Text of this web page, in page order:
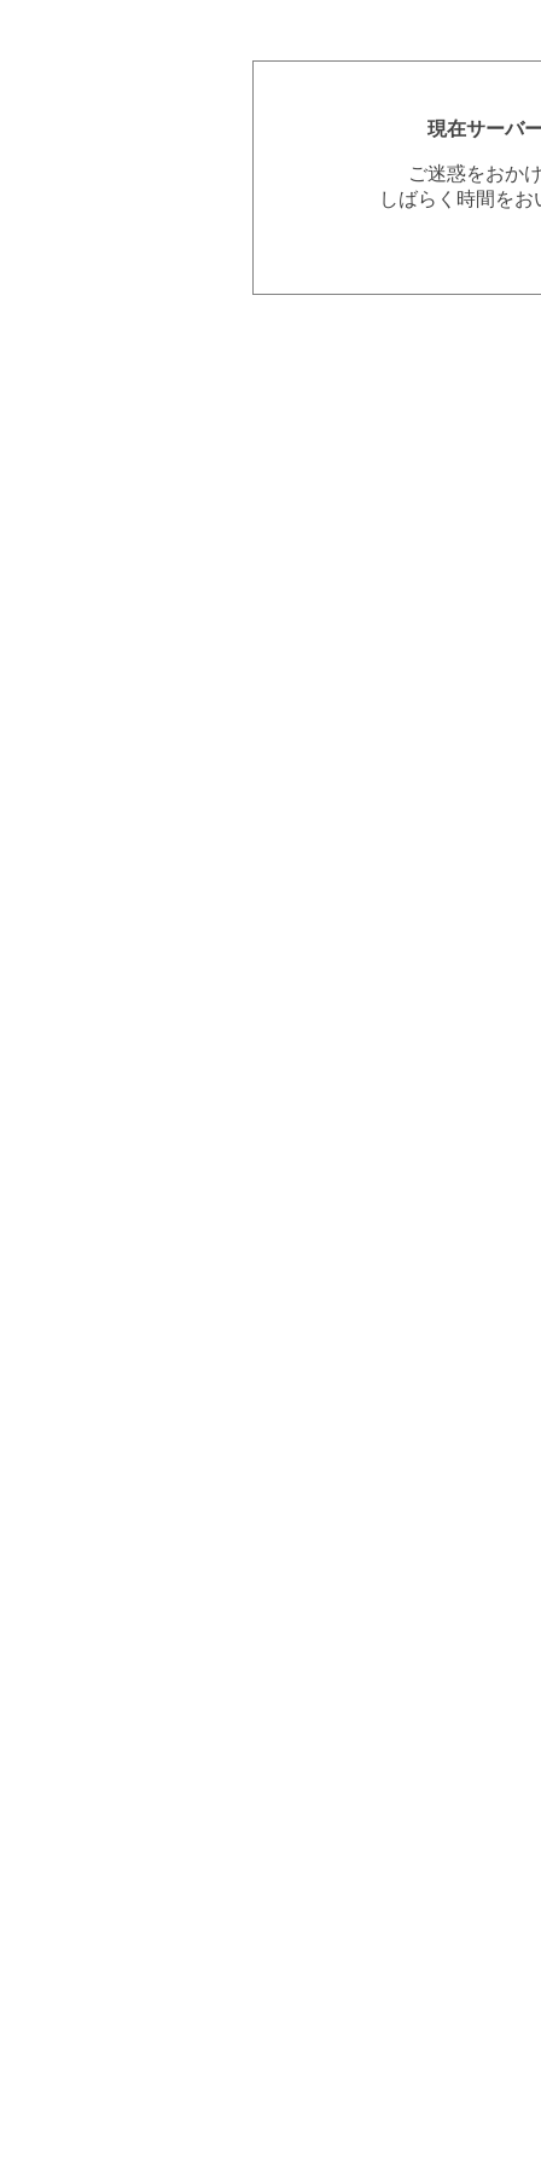
現在サーバ
ご迷惑をおか
しばらく時間を